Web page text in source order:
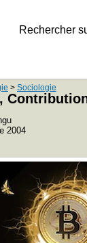
Rechercher
> Sociologie
2004